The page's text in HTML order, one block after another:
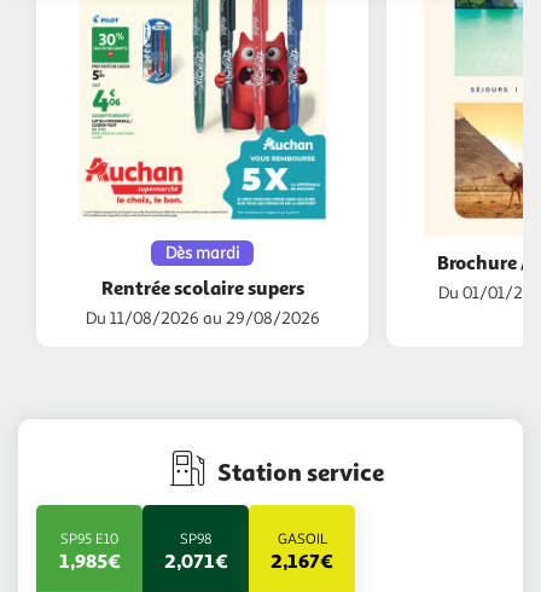
Dès mardi
Rentrée scolaire supers
Du 11/08/2026 au 29/08/2026
Brochure
Du 01/01/
Station service
SP95 E10
1,985€
SP98
2,071€
GASOIL
2,167€